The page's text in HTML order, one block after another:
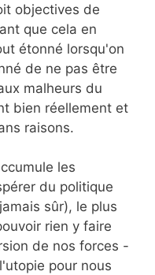
objectives de
que cela en
étonné lorsqu'on
de ne pas être
malheurs du
bien réellement et
raisons.
les
du politique
sûr), le plus
rien y faire
de nos forces -
pour nous